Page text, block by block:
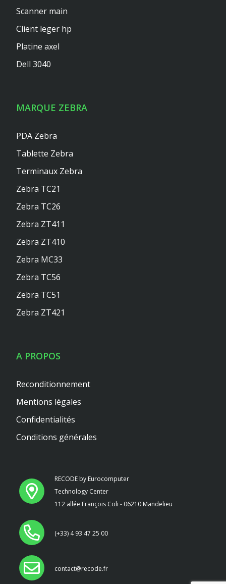
RECODE by Eurocomputer
Technology Center
112 allée François Coli - 06210 Mandelieu
(+33) 4 93 47 25 00
contact@recode.fr
Scanner main
Client leger hp
Platine axel
Dell 3040
MARQUE ZEBRA
PDA Zebra
Tablette Zebra
Terminaux Zebra
Zebra TC21
Zebra TC26
Zebra ZT411
Zebra ZT410
Zebra MC33
Zebra TC56
Zebra TC51
Zebra ZT421
A PROPOS
Reconditionnement
Mentions légales
Confidentialités
Conditions générales